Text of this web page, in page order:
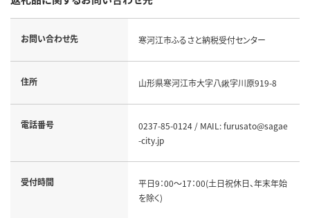
お問い合わせ先 寒河江市ふるさと納税受付センター
住所 山形県寒河江市大字八鍬字川原919-8
電話番号
0237-85-0124 / MAIL: furusato@sagae
-city.jp
受付時間
平日9：00～17：00(土日祝休日、年末年始
を除く)